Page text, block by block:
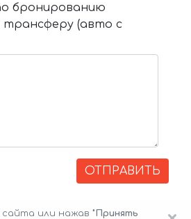
бронированию
трансферу (авто с
ОТПРАВИТЬ
или нажав "Принять